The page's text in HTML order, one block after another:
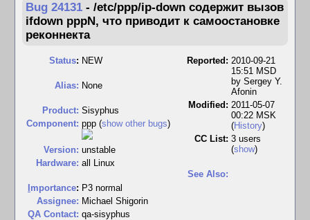
Bug 24131 - /etc/ppp/ip-down содержит вызов
ifdown pppN, что приводит к самоостановке
реконнекта
Status: NEW
Alias: None
Product: Sisyphus
Component: ppp (show other bugs)
Version: unstable
Hardware: all Linux
mportance: P3 normal
Assignee: Michael Shigorin
QA Contact: qa-sisyphus
Reported: 2010-09-21
15:51 MSD
by Sergey Y.
Afonin
Modified: 2011-05-07
00:22 MSK
(History)
CC List: 3 users
(show)
See Also: